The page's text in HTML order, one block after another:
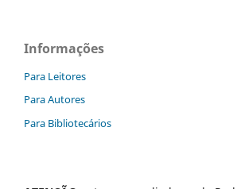
Informações
Para Leitores
Para Autores
Para Bibliotecários